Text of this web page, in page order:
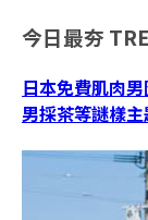
今日最夯
日本免費肌肉
男採茶等謎樣